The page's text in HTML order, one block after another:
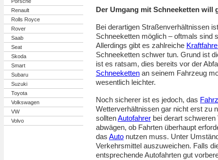
Renault
Rolls Royce
Rover
Saab
Seat
Skoda
Smart
Subaru
Suzuki
Toyota
Volkswagen
VW
Volvo
Der Umgang mit Schneeketten will
Bei derartigen Straßenverhältnissen
Schneeketten möglich – oftmals sind
Allerdings gibt es zahlreiche
Schneeketten schwer tun. Grund ist
ist es ratsam, dies bereits vor der
Schneeketten an seinem Fahrzeug
wesentlich leichter.
Noch sicherer ist es jedoch, das
Wetterverhältnissen gar nicht erst zu
solltenAutofahrer bei derart
abwägen, ob Fahrten überhaupt
das Auto nutzen muss. Unter
Verkehrsmittel auszuweichen. Falls
entsprechende Autofahrten gut